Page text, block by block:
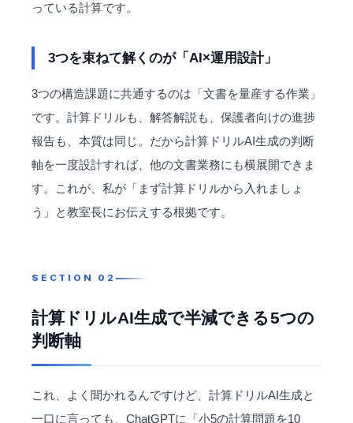
っている計算です。
3つを束ねて解くのが「AI×運用設計」
3つの構造課題に共通するのは「文書を量産する作業」
です。計算ドリルも、解答解説も、保護者向けの進捗
報告も、本質は同じ。だから計算ドリルAI生成の判断
軸を一度設計すれば、他の文書業務にも横展開できま
す。これが、私が「まず計算ドリルから入れましょ
う」と教室長にお伝えする根拠です。
計算ドリルAI生成で半減できる5つの
判断軸
これ、よく聞かれるんですけど、計算ドリルAI生成と
一口に言っても、 ChatGPTに「小5の計算問題を10